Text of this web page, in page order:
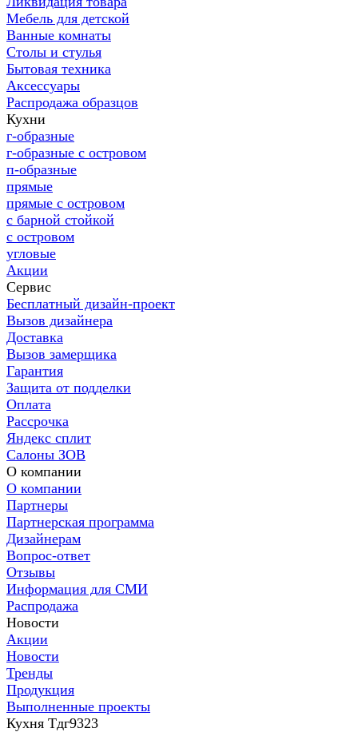
Мебель для детской
Ванные комнаты
Столы и стулья
Бытовая техника
Аксессуары
Распродажа образцов
Кухни
г-образные
г-образные с островом
п-образные
прямые
прямые с островом
с барной стойкой
с островом
угловые
Акции
Сервис
Бесплатный дизайн-проект
Вызов дизайнера
Доставка
Вызов замерщика
Гарантия
Защита от подделки
Оплата
Рассрочка
Яндекс сплит
Салоны ЗОВ
О компании
О компании
Партнеры
Партнерская программа
Дизайнерам
Вопрос-ответ
Отзывы
Информация для СМИ
Распродажа
Новости
Акции
Новости
Тренды
Продукция
Выполненные проекты
Кухня Тдг9323